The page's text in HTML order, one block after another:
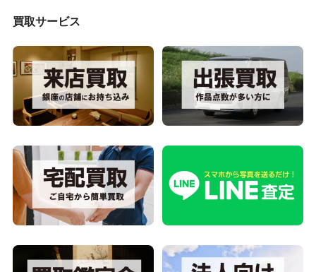
買取サービス